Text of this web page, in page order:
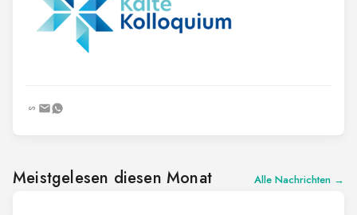
Meistgelesen diesen Monat Alle Nachrichten →